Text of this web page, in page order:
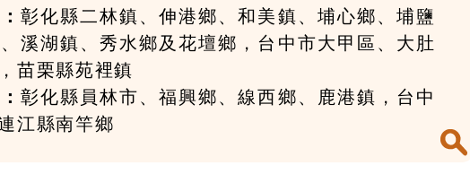
彰化縣二林鎮、伸港鄉、和美鎮、埔心鄉、埔鹽
溪湖鎮、秀水鄉及花壇鄉，台中市大甲區、大肚
苗栗縣苑裡鎮
彰化縣員林市、福興鄉、線西鄉、鹿港鎮，台中
江縣南竿鄉